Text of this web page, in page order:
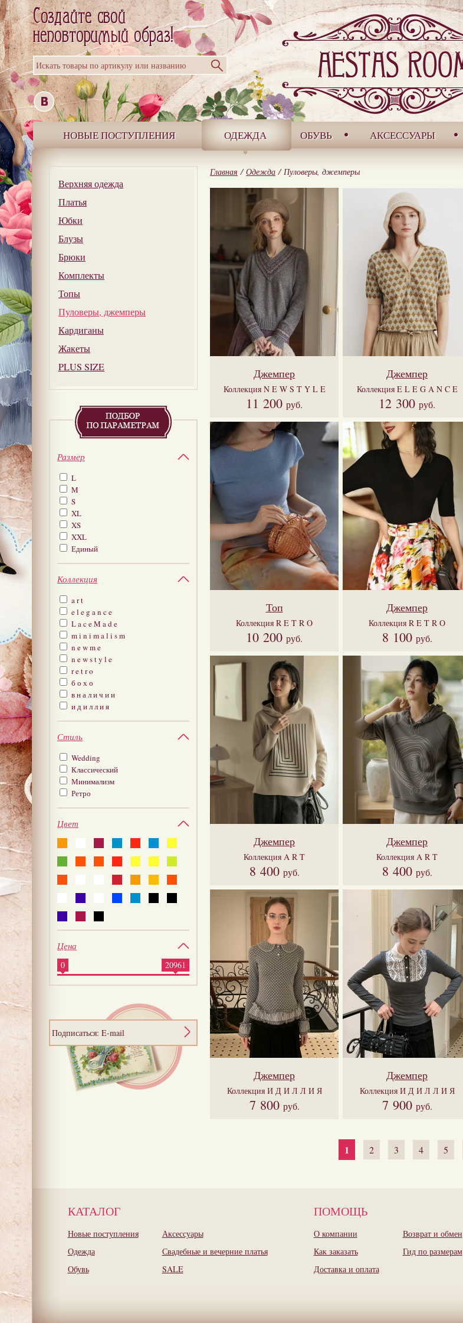
Искать товары по артикулу или названию
НОВЫЕ ПОСТУПЛЕНИЯ ОДЕЖДА ОБУВЬ АКСЕССУАРЫ
Верхняя одежда
Платья
Юбки
Блузы
Брюки
Комплекты
Топы
Пуловеры, джемперы
Кардиганы
Жакеты
PLUS SIZE
Размер
L
M
S
XL
XS
XXL
Единый
Коллекция
a r t
e l e g a n c e
L a c e M a d e
m i n i m a l i s m
n e w m e
n e w s t y l e
r e t r o
б о х о
в н а л и ч и и
и д и л л и я
Стиль
Wedding
Классический
Минимализм
Ретро
Цвет
Цена
0 20961
Подписаться: E-mail
Главная / Одежда / Пуловеры, джемперы
Джемпер
Коллекция N E W S T Y L E
11 200 руб.
Джемпер
Коллекция E L E G A N C E
12 300 руб.
Топ
Коллекция R E T R O
10 200 руб.
Джемпер
Коллекция R E T R O
8 100 руб.
Джемпер
Коллекция A R T
8 400 руб.
Джемпер
Коллекция A R T
8 400 руб.
Джемпер
Коллекция И Д И Л Л И Я
7 800 руб.
Джемпер
Коллекция И Д И Л Л И Я
7 900 руб.
1 2 3 4 5
КАТАЛОГ
Новые поступления
Одежда
Обувь
Аксессуары
Свадебные и вечерние платья
SALE
ПОМОЩЬ
О компании
Как заказать
Доставка и оплата
Возврат и обмен
Гид по размерам